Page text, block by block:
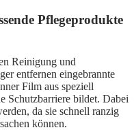
Pflegeprodukte
Reinigung und
entfernen eingebrannte
Film aus speziell
Schutzbarriere bildet. Dabei
da sie schnell ranzig
können.